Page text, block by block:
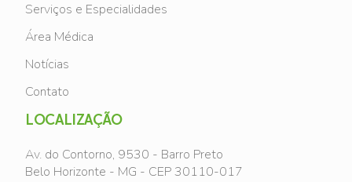
Serviços e Especialidades
Área Médica
Notícias
Contato
LOCALIZAÇÃO
Av. do Contorno, 9530 - Barro Preto
Belo Horizonte - MG - CEP 30110-017